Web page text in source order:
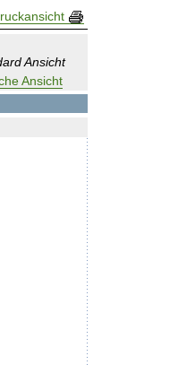
Ansicht
Ansicht